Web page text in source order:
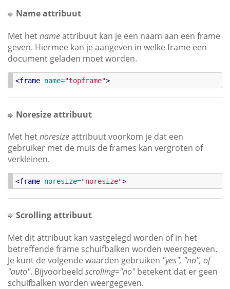
Name attribuut
Met hetnameattribuut kan je een naam aan een frame
geven. Hiermee kan je aangeven in welke frame een
document geladen moet worden.
<frame name="topframe">
Noresize attribuut
Met hetnoresizeattribuut voorkom je dat een
gebruiker met de muis de frames kan vergroten of
verkleinen.
<frame noresize="noresize">
Scrolling attribuut
Met dit attribuut kan vastgelegd worden of in het
betreffende frame schuifbalken worden weergegeven.
Je kunt de volgende waarden gebruiken "yes", "no", of
"auto". Bijvoorbeeld scrolling="no"betekent dat er geen
schuifbalken worden weergegeven.